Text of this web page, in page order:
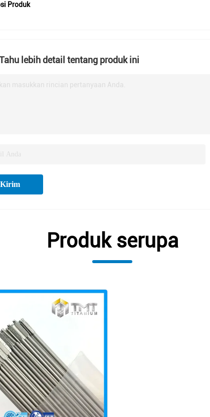
Produk
lebih detail tentang produk ini
masukkan rincian pertanyaan Anda.
Kirim
Produk serupa